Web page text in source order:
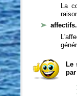
La
affectifs.
Le